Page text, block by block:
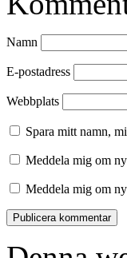
Namn
E-postadress
Webbplats
Spara mitt namn,
Meddela mig om
Meddela mig om